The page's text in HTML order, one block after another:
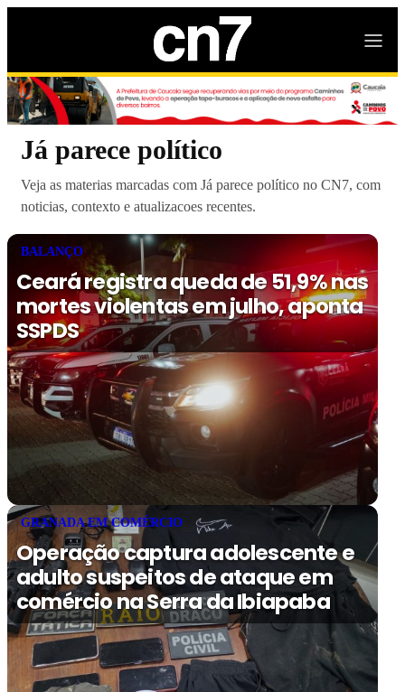
Já parece político
Veja as materias marcadas com Já parece político no CN7, com
noticias, contexto e atualizacoes recentes.
BALANÇO
Ceará registra queda de 51,9% nas
mortes violentas em julho, aponta
SSPDS
GRANADA EM COMÉRCIO
Operação captura adolescente e
adulto suspeitos de ataque em
comércio na Serra da Ibiapaba